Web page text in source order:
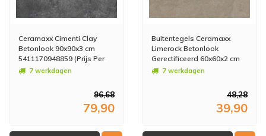
Ceramaxx Cimenti Clay
Betonlook 90x90x3 cm
5411170948859 (Prijs Per
M2)7 werkdagen
96,68
79,90
Buitentegels Ceramaxx
Limerock Betonlook
Gerectificeerd 60x60x2 cm
Taupe (Prijs Per M2)
7 werkdagen
48,28
39,90